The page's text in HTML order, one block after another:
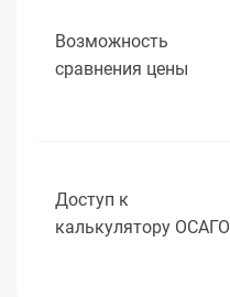
Возможность
сравнения цены
Доступ к
калькулятору ОСАГО